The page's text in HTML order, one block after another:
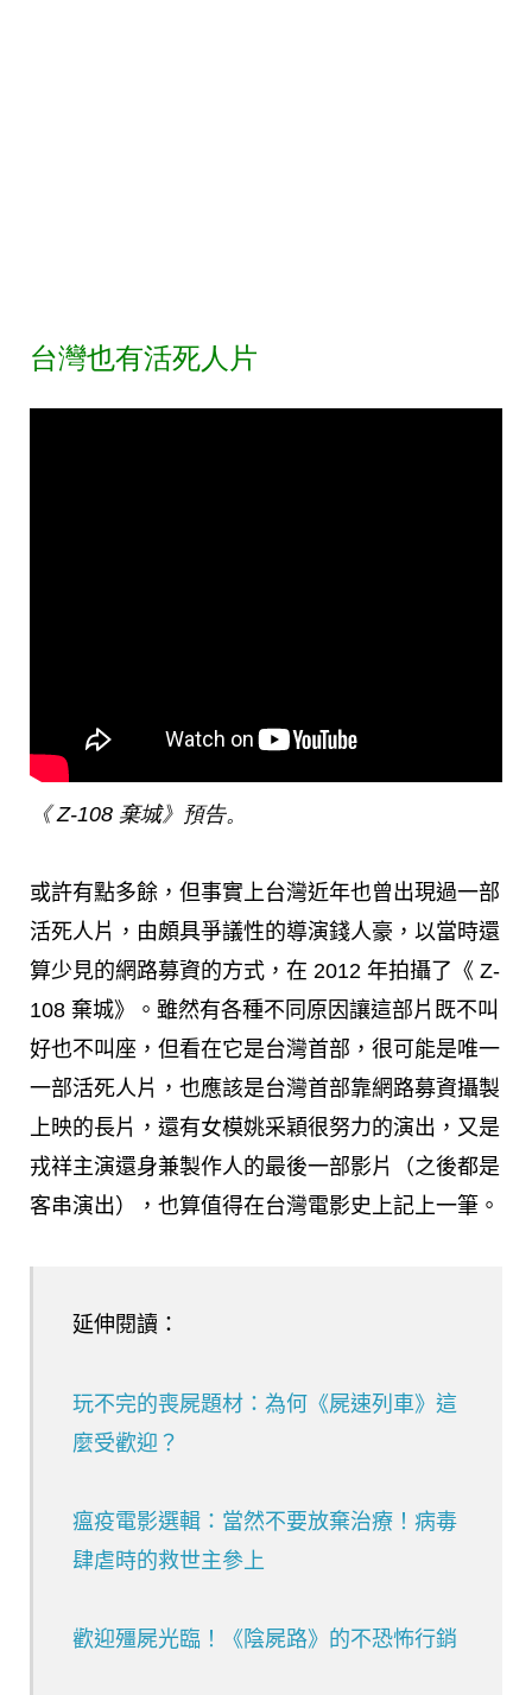
台灣也有活死人片
《 Z-108 棄城》預告。
或許有點多餘，但事實上台灣近年也曾出現過一部
活死人片，由頗具爭議性的導演錢人豪，以當時還
算少見的網路募資的方式，在 2012 年拍攝了《 Z-
108 棄城》。雖然有各種不同原因讓這部片既不叫
好也不叫座，但看在它是台灣首部，很可能是唯一
一部活死人片，也應該是台灣首部靠網路募資攝製
上映的長片，還有女模姚采穎很努力的演出，又是
戎祥主演還身兼製作人的最後一部影片（之後都是
客串演出），也算值得在台灣電影史上記上一筆。
延伸閱讀：
玩不完的喪屍題材：為何《屍速列車》這
麼受歡迎？
瘟疫電影選輯：當然不要放棄治療！病毒
肆虐時的救世主參上
歡迎殭屍光臨！《陰屍路》的不恐怖行銷